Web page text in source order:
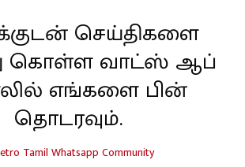
செய்திகளை
கொள்ள வாட்ஸ் ஆப்
எங்களை பின்
தொடரவும்.